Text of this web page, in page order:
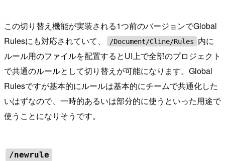
この切り替え機能が実装される1つ前のバージョンでGlobal
Rulesにも対応されていて、
/Document/Cline/Rules
内に
ルール用のファイルを配置するとUI上で全部のプロジェクト
で共通のルールとして切り替えが可能になります。Global
Rulesですが基本的にルールは基本的にチームで共通化した
いはずなので、一時的あるいは部分的に使うといった用途で
使うことになりそうです。
/newrule